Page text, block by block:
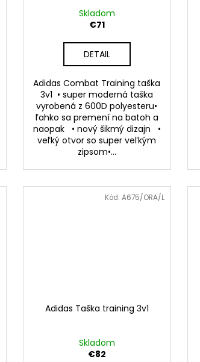
Skladom
€71
DETAIL
Adidas Combat Training taška
3v1 • super moderná taška
vyrobená z 600D polyesteru•
ľahko sa premení na batoh a
naopak • nový šikmý dizajn •
veľký otvor so super veľkým
zipsom•...
Adidas Taška training 3v1
Skladom
€82
Kód: A675/ORA/L